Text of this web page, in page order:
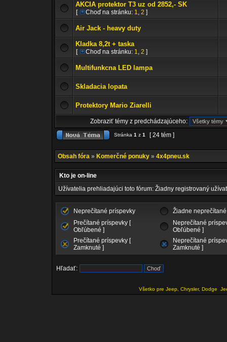
AKCIA protektor T3 uz od 2852,- SK
[ Choď na stránku: 1, 2 ]
Air Jack - heavy duty
Kladka 8,2t + taska
[ Choď na stránku: 1, 2 ]
Multifunkcna LED lampa
Skladacia lopata
Protektory Mario Ziarelli
Zobraziť témy z predchádzajúceho:
Stránka 1 z 1 [ 24 tém ]
Obsah fóra » Komerčné ponuky » 4x4pneu.sk
Kto je on-line
Užívatelia prehliadajúci toto fórum: Žiadny registrovaný
Neprečítané príspevky
Žiadne
Prečítané príspevky [
Obľúbené ]
Neprečítané
Obľúbené ]
Prečítané príspevky [
Zamknuté ]
Neprečítané
Zamknuté ]
Hľadať:
Všetko pre Jeep, Chrysler, Dodge